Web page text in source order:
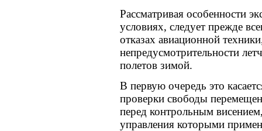
Рассматривая особенности
условиях, следует прежде
отказах авиационной
непредусмотрительности
полетов зимой.
В первую очередь это
проверки свободы
перед контрольным
управления которыми